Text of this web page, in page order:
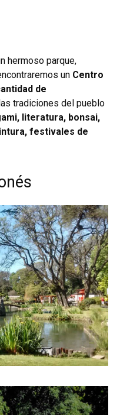
hermoso parque,
un Centro
de
tradiciones del pueblo
literatura, bonsai,
festivales de